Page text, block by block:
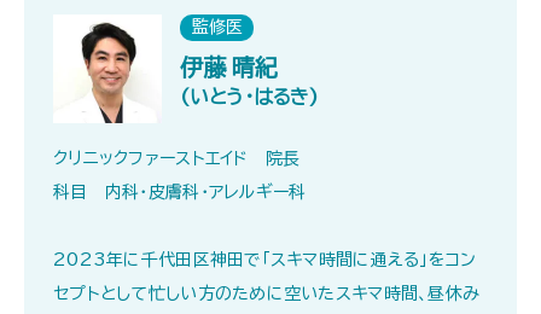
監修医
伊藤 晴紀
(いとう・はるき)
クリニックファーストエイド 院長
科目 内科・皮膚科・アレルギー科
2023年に千代田区神田で「スキマ時間に通える」をコン
セプトとして忙しい方のために空いたスキマ時間、昼休み